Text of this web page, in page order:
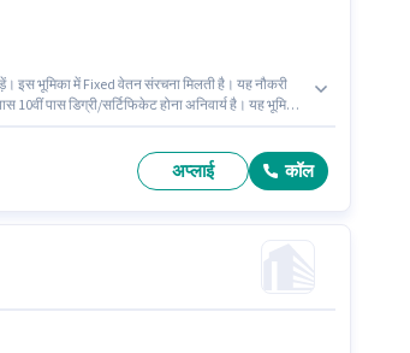
इस भूमिका में Fixed वेतन संरचना मिलती है। यह नौकरी
पास डिग्री/सर्टिफिकेट होना अनिवार्य है। यह भूमिका
अप्लाई कॉल